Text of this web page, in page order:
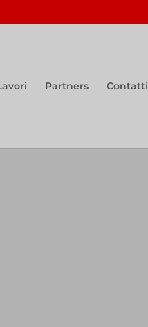
Partners Contatti